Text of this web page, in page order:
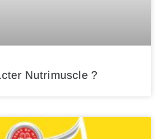
Nutrimuscle ?